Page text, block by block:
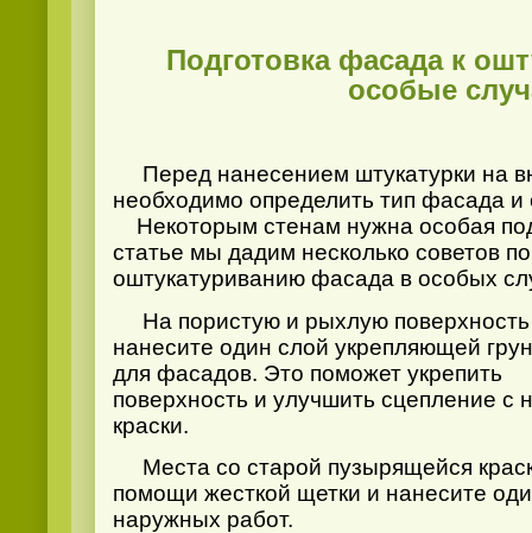
Подготовка фасада к
особые
Перед нанесением штукатурки на
необходимо определить тип фасада
Некоторым стенам нужна особая
статье мы дадим несколько советов по
оштукатуриванию фасада в особых
На пористую и рыхлую поверхность
нанесите один слой укрепляющей
для фасадов. Это поможет укрепить
поверхность и улучшить сцепление с
краски.
Места со старой пузырящейся
помощи жесткой щетки и нанесите
наружных работ.